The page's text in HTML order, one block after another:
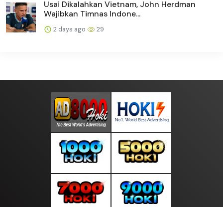
Usai Dikalahkan Vietnam, John Herdman
Wajibkan Timnas Indone...
2 days ago 29